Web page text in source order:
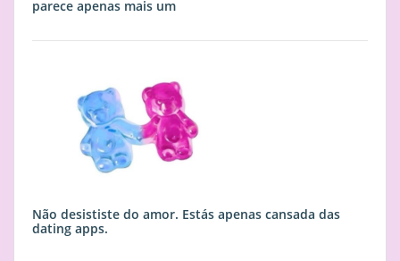
parece apenas mais um
Não desististe do amor. Estás apenas cansada das
dating apps.